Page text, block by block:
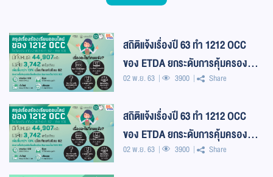
สถิติแจ้งเรื่องปี 63 ทำ 1212 OCC
ของ ETDA ยกระดับการคุ้มครองผู้
บริโภคเข้ม
02 พ.ย. 63 3900 Share
สถิติแจ้งเรื่องปี 63 ทำ 1212 OCC
ของ ETDA ยกระดับการคุ้มครองผู้
บริโภคเข้ม
02 พ.ย. 63 3900 Share